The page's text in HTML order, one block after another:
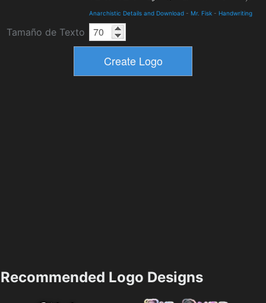
Anarchistic Details and Download - Mr. Fisk - Handwriting
Tamaño de Texto
Recommended Logo Designs